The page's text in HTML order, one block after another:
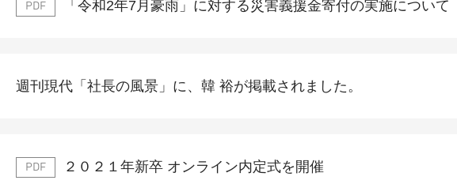
PDF 「令和2年7月豪雨」に対する災害義援金寄付の実施について
週刊現代「社長の風景」に、韓 裕が掲載されました。
PDF ２０２１年新卒 オンライン内定式を開催